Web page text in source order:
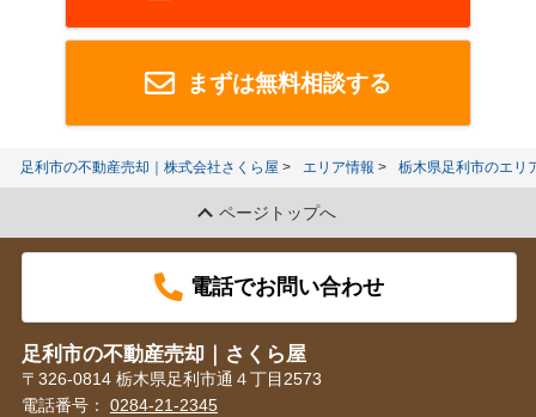
まずは無料相談する
足利市の不動産売却｜株式会社さくら屋 エリア情報 栃木県足利市のエリ
ページトップへ
電話でお問い合わせ
足利市の不動産売却｜さくら屋
〒326-0814 栃木県足利市通４丁目2573
電話番号： 0284-21-2345